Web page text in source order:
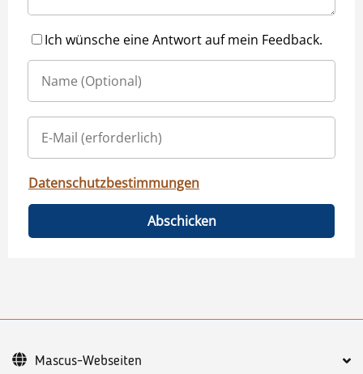
Ich wünsche eine Antwort auf mein Feedback.
Datenschutzbestimmungen
Abschicken
Mascus-Webseiten